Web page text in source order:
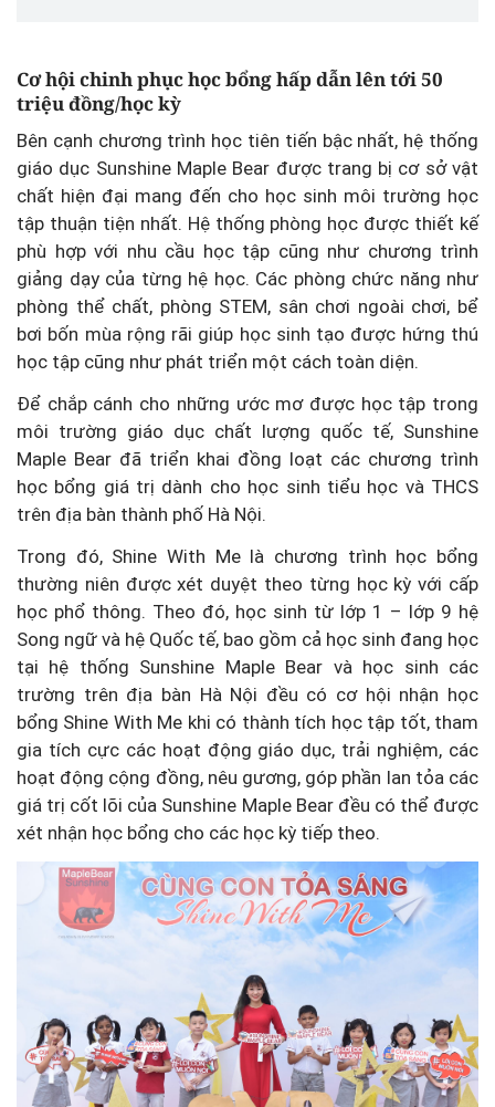
Cơ hội chinh phục học bổng hấp dẫn lên tới 50
triệu đồng/học kỳ
Bên cạnh chương trình học tiên tiến bậc nhất, hệ thống
giáo dục Sunshine Maple Bear được trang bị cơ sở vật
chất hiện đại mang đến cho học sinh môi trường học
tập thuận tiện nhất. Hệ thống phòng học được thiết kế
phù hợp với nhu cầu học tập cũng như chương trình
giảng dạy của từng hệ học. Các phòng chức năng như
phòng thể chất, phòng STEM, sân chơi ngoài chơi, bể
bơi bốn mùa rộng rãi giúp học sinh tạo được hứng thú
học tập cũng như phát triển một cách toàn diện.
Để chắp cánh cho những ước mơ được học tập trong
môi trường giáo dục chất lượng quốc tế, Sunshine
Maple Bear đã triển khai đồng loạt các chương trình
học bổng giá trị dành cho học sinh tiểu học và THCS
trên địa bàn thành phố Hà Nội.
Trong đó, Shine With Me là chương trình học bổng
thường niên được xét duyệt theo từng học kỳ với cấp
học phổ thông. Theo đó, học sinh từ lớp 1 – lớp 9 hệ
Song ngữ và hệ Quốc tế, bao gồm cả học sinh đang học
tại hệ thống Sunshine Maple Bear và học sinh các
trường trên địa bàn Hà Nội đều có cơ hội nhận học
bổng Shine With Me khi có thành tích học tập tốt, tham
gia tích cực các hoạt động giáo dục, trải nghiệm, các
hoạt động cộng đồng, nêu gương, góp phần lan tỏa các
giá trị cốt lõi của Sunshine Maple Bear đều có thể được
xét nhận học bổng cho các học kỳ tiếp theo.